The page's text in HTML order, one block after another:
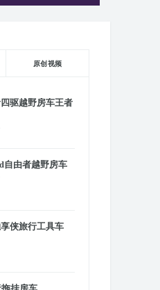
原创视频
驱越野房车王者
自由者越野房车
侠旅行工具车